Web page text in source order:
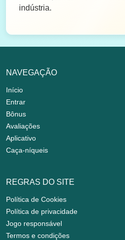
indústria.
NAVEGAÇÃO
Início
Entrar
Bônus
Avaliações
Aplicativo
Caça-níqueis
REGRAS DO SITE
Política de Cookies
Política de privacidade
Jogo responsável
Termos e condições